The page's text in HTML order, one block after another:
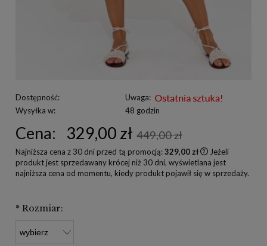
Dostępność:
Uwaga:
Wysyłka w:
48 godzin
Cena: 329,00 zł 449,00 zł
Najniższa cena z 30 dni przed tą promocją:329,00 zł
Jeżeli
produkt jest sprzedawany krócej niż 30 dni, wyświetlana jest
najniższa cena od momentu, kiedy produkt pojawił się w sprzedaży.
* Rozmiar: